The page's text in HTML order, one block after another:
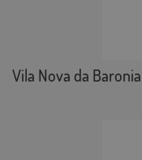
Vila Nova da Baronia